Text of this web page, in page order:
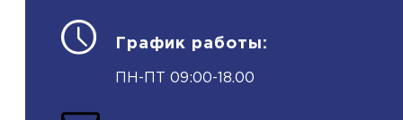
График работы:
ПН-ПТ 09:00-18.00